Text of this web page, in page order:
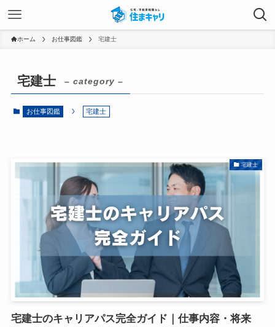
ホーム お仕事図鑑 宅建士
宅建士 – category –
お仕事図鑑 宅建士
宅建士
宅建士のキャリアパス完全ガイド｜仕事内容・将来